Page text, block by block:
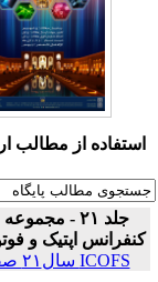
استفاده از مطالب
جلد ۲۱ -
کنفرانس اپتیک و
ICOFS سال۲۱ صفحات ۵۲۴-۵۲۱